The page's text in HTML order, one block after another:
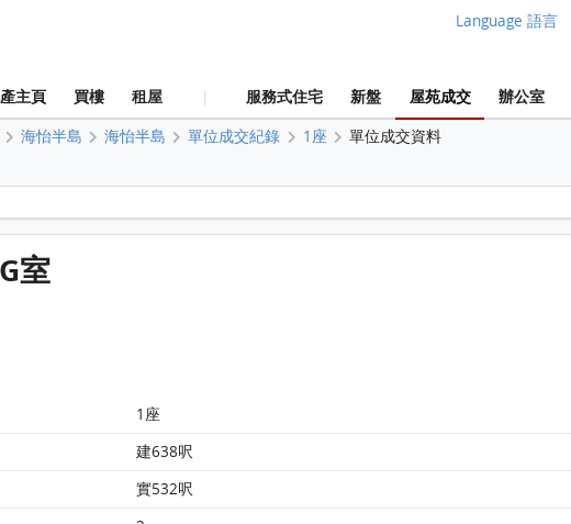
Language 語言
主頁 買樓 租屋 | 服務式住宅 新盤 屋苑成交 辦公室
海怡半島 海怡半島 單位成交紀錄 1座 單位成交資料
海怡半島 1座21樓 G室 平面圖
室
1座
建638呎
實532呎